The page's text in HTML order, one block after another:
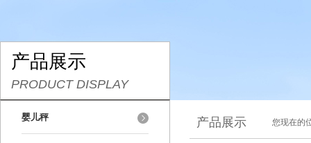
产品展示
PRODUCT DISPLAY
婴儿秤 产品展示 您现在的